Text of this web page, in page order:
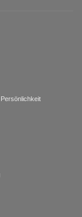
Persönlichkeit